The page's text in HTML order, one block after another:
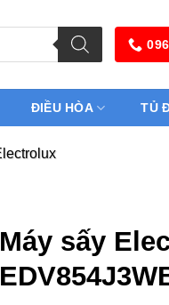
ĐIỀU HÒA TỦ
Máy sấy